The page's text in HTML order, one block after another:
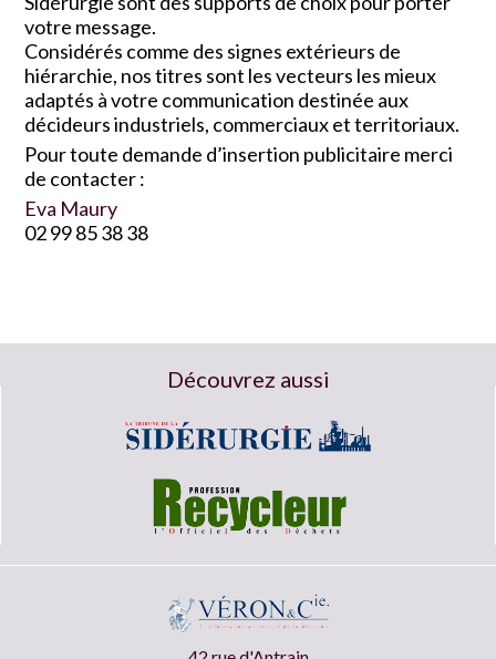
votre message.
Considérés comme des signes extérieurs de
hiérarchie, nos titres sont les vecteurs les mieux
adaptés à votre communication destinée aux
décideurs industriels, commerciaux et territoriaux.
Pour toute demande d’insertion publicitaire merci
de contacter :
Eva Maury
02 99 85 38 38
Découvrez aussi